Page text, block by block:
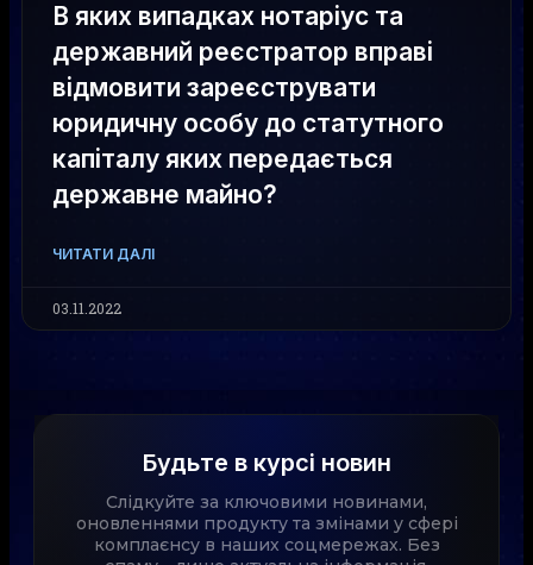
В яких випадках нотаріус та
державний реєстратор вправі
відмовити зареєструвати
юридичну особу до статутного
капіталу яких передається
державне майно?
ЧИТАТИ ДАЛІ
03.11.2022
Будьте в курсі новин
Слідкуйте за ключовими новинами,
оновленнями продукту та змінами у сфері
комплаєнсу в наших соцмережах. Без